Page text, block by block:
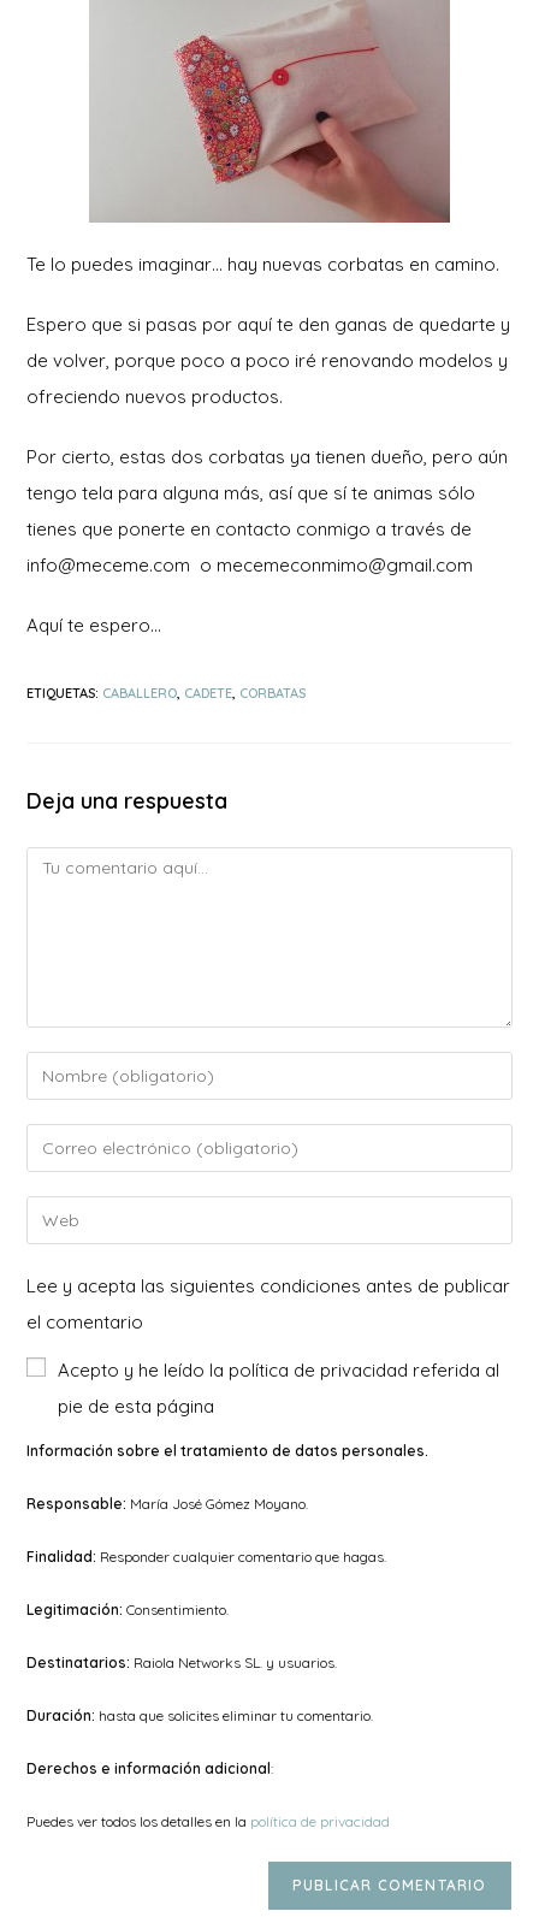
Te lo puedes imaginar… hay nuevas corbatas en camino.
Espero que si pasas por aquí te den ganas de quedarte y
de volver, porque poco a poco iré renovando modelos y
ofreciendo nuevos productos.
Por cierto, estas dos corbatas ya tienen dueño, pero aún
tengo tela para alguna más, así que sí te animas sólo
tienes que ponerte en contacto conmigo a través de
info@meceme.com o mecemeconmimo@gmail.com
Aquí te espero…
ETIQUETAS: CABALLERO, CADETE, CORBATAS
Deja una respuesta
Comentario
Introduce
tu
o
nombre
Introduce
tu
de
correo
comentar
Introduce
la
URL
de
web
(opcional)
Lee y acepta las siguientes condiciones antes de publicar
el comentario
Acepto y he leído la política de privacidad referida al
pie de esta página
Información sobre el tratamiento de datos personales.
Responsable: María José Gómez Moyano.
Finalidad: Responder cualquier comentario que hagas.
Legitimación: Consentimiento.
Destinatarios: Raiola Networks SL. y usuarios.
Duración: hasta que solicites eliminar tu comentario.
Derechos e información adicional:
Puedes ver todos los detalles en la política de privacidad